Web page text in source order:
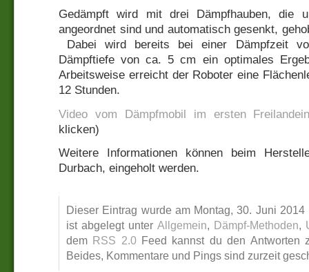
Gedämpft wird mit drei Dämpfhauben, die
angeordnet sind und automatisch gesenkt,
Dabei wird bereits bei einer Dämpfzeit
Dämpftiefe von ca. 5 cm ein optimales
Arbeitsweise erreicht der Roboter eine
12 Stunden.
Video vom Dämpfmobil im ersten
klicken)
Weitere Informationen können beim
Durbach, eingeholt werden.
Dieser Eintrag wurde am Montag, 30. Juni
ist abgelegt unter Allgemein, Dämpf-Methoden,
dem RSS 2.0Feed kannst du den Antworten
Beides, Kommentare und Pings sind zurzeit